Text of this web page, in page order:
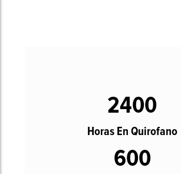
2400
Horas En Quirofano
600